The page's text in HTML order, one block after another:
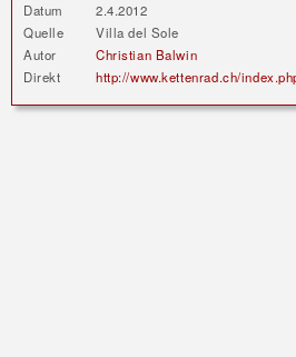
Datum
2.4.2012
Quelle
Villa del Sole
Autor
Christian Balwin
Direkt
http://www.kettenrad.ch/